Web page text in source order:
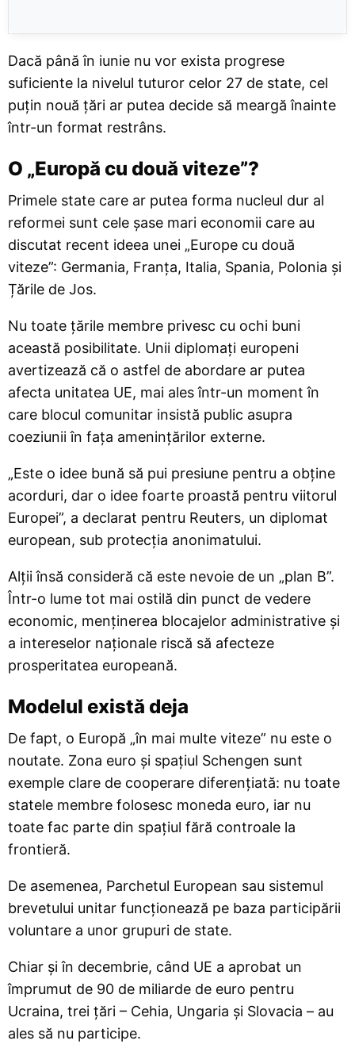
Dacă până în iunie nu vor exista progrese
suficiente la nivelul tuturor celor 27 de state, cel
puțin nouă țări ar putea decide să meargă înainte
într-un format restrâns.
O „Europă cu două viteze”?
Primele state care ar putea forma nucleul dur al
reformei sunt cele șase mari economii care au
discutat recent ideea unei „Europe cu două
viteze”: Germania, Franța, Italia, Spania, Polonia și
Țările de Jos.
Nu toate țările membre privesc cu ochi buni
această posibilitate. Unii diplomați europeni
avertizează că o astfel de abordare ar putea
afecta unitatea UE, mai ales într-un moment în
care blocul comunitar insistă public asupra
coeziunii în fața amenințărilor externe.
„Este o idee bună să pui presiune pentru a obține
acorduri, dar o idee foarte proastă pentru viitorul
Europei”, a declarat pentru Reuters, un diplomat
european, sub protecția anonimatului.
Alții însă consideră că este nevoie de un „plan B”.
Într-o lume tot mai ostilă din punct de vedere
economic, menținerea blocajelor administrative și
a intereselor naționale riscă să afecteze
prosperitatea europeană.
Modelul există deja
De fapt, o Europă „în mai multe viteze” nu este o
noutate. Zona euro și spațiul Schengen sunt
exemple clare de cooperare diferențiată: nu toate
statele membre folosesc moneda euro, iar nu
toate fac parte din spațiul fără controale la
frontieră.
De asemenea, Parchetul European sau sistemul
brevetului unitar funcționează pe baza participării
voluntare a unor grupuri de state.
Chiar și în decembrie, când UE a aprobat un
împrumut de 90 de miliarde de euro pentru
Ucraina, trei țări – Cehia, Ungaria și Slovacia – au
ales să nu participe.